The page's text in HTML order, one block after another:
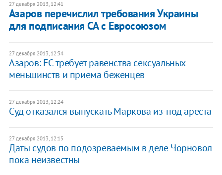
27 декабря 2013, 12:41
Азаров перечислил требования Украины
для подписания СА с Евросоюзом
27 декабря 2013, 12:34
Азаров: ЕС требует равенства сексуальных
меньшинств и приема беженцев
27 декабря 2013, 12:24
Суд отказался выпускать Маркова из-под ареста
27 декабря 2013, 12:15
Даты судов по подозреваемым в деле Чорновол
пока неизвестны